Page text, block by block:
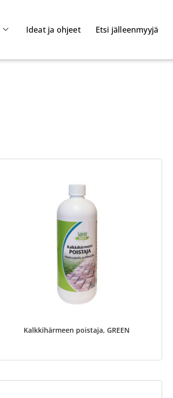
Ideat ja ohjeet Etsi jälleenmyyjä
Kalkkihärmeen poistaja, GREEN